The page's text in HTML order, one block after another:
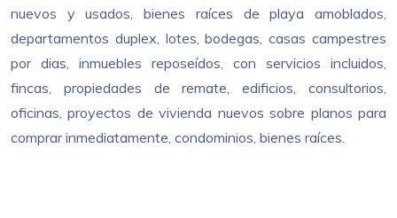
nuevos y usados, bienes raíces de playa amoblados,
departamentos duplex, lotes, bodegas, casas campestres
por dias, inmuebles reposeídos, con servicios incluidos,
fincas, propiedades de remate, edificios, consultorios,
oficinas, proyectos de vivienda nuevos sobre planos para
comprar inmediatamente, condominios, bienes raíces.